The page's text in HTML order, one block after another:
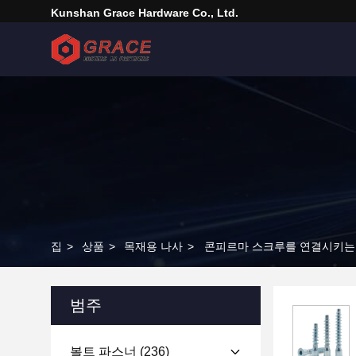
Kunshan Grace Hardware Co., Ltd.
집 > 상품 > 목재용 나사 > 콘피르마 스크루를 연결시키
범주
볼트 파스너 (236)